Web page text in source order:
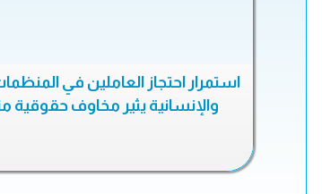
استمرار احتجاز العاملين في
والإنسانية يثير مخاوف حقوقية